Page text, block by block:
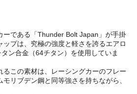
ーである「Thunder Bolt Japan」が手掛
ップは、究極の強度と軽さを誇るエアロ
ン合金（64チタン）を使用していま
るこの素材は、レーシングカーのフレー
リブデン鋼と同等強さを持ちながら、